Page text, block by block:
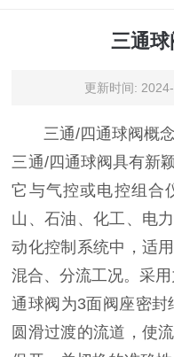
三通
更新时间:
三通/四通球阀概念
三通/四通球阀具有新
它与气控或电控组合
山、石油、化工、电
动化控制系统中，适
混合、分流工况。采
通球阀为3面阀座密
圆滑过渡的流道，使